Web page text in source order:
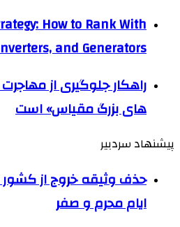
How to Rank With
and Generators
راهکار جلوگیری از
های بزرگ مقیاس» است
پیشنهاد سردبیر
حذف وثیقه خروج از
ایام محرم و صفر